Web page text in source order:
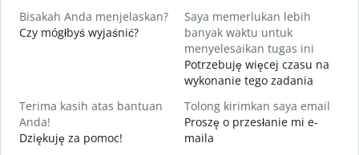
Bisakah Anda menjelaskan?
Czy mógłbyś wyjaśnić?
Saya memerlukan lebih
banyak waktu untuk
menyelesaikan tugas ini
Potrzebuję więcej czasu na
wykonanie tego zadania
Terima kasih atas bantuan
Anda!
Dziękuję za pomoc!
Tolong kirimkan saya email
Proszę o przesłanie mi e-
maila